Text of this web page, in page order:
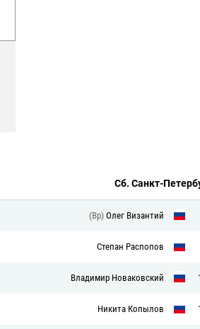
Сб. Санкт-
(Вр) Олег Византий
Степан Распопов
Владимир Новаковский
Никита Копылов